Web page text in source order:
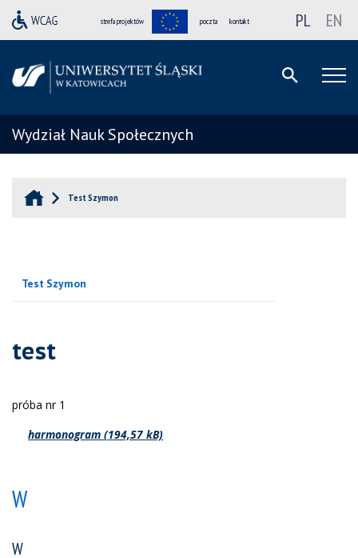
strefa projektów poczta kontakt PL EN
Wydział Nauk Społecznych
Test Szymon
test
próba nr 1
harmonogram
W
W
Test Szymon